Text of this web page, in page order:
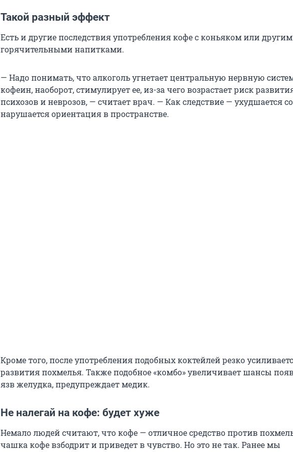
Такой разный эффект
Есть и другие последствия употребления кофе с коньяком или
горячительными напитками.
— Надо понимать, что алкоголь угнетает центральную нервную
кофеин, наоборот, стимулирует ее, из-за чего возрастает риск
психозов и неврозов, — считает врач. — Как следствие — ухудшается
нарушается ориентация в пространстве.
Кроме того, после употребления подобных коктейлей резко
развития похмелья. Также подобное «комбо» увеличивает шансы
язв желудка, предупреждает медик.
Не налегай на кофе: будет хуже
Немало людей считают, что кофе — отличное средство против
чашка кофе взбодрит и приведет в чувство. Но это не так. Ранее мы